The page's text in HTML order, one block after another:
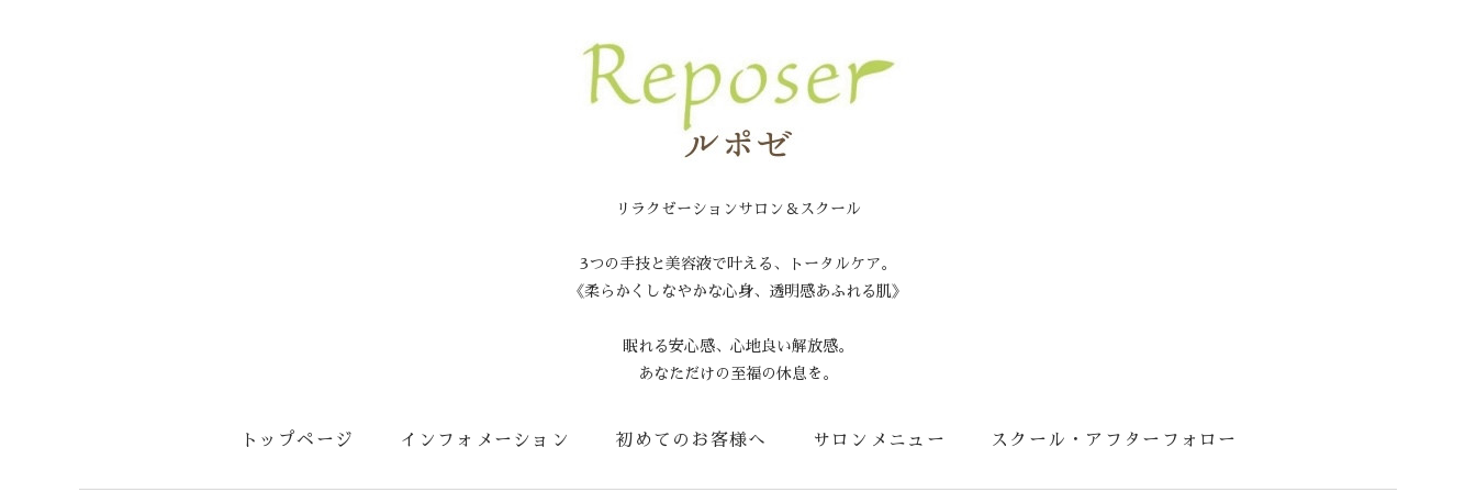
リラクゼーションサロン＆スクール
3つの手技と美容液で叶える、トータルケア。
《柔らかくしなやかな心身、透明感あふれる肌》
眠れる安心感、心地良い解放感。
あなただけの至福の休息を。
トップページ インフォメーション 初めてのお客様へ サロンメニュー スクール・アフターフォロー